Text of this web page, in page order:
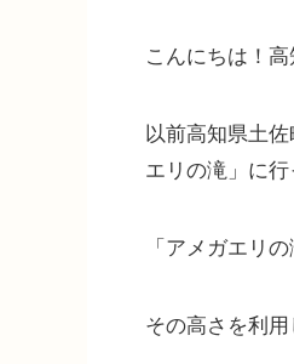
こんにちは！
以前高知県土
エリの滝」に行
「アメガエリ
その高さを利